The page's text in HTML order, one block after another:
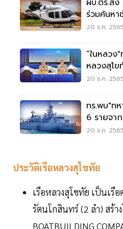
ผบ.ตร.ส่ง
ร่วมค้นหา
สุโขทัย
20 ธ.ค.
“ในหลวง
หลวงสุโข
เคราะห์
20 ธ.ค.
ทร.พบ"ทห
6 รายจา
สุโขทัย”อั
20 ธ.ค.
ประวัติเรือหลวงสุโขทัย
เรือหลวงสุโขทัย เป็นเรือ
รัตนโกสินทร์ (2 ลำ) สร้าง
BOATBUILDING